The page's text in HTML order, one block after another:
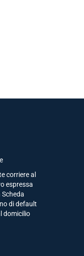
corriere al
espressa
di default
domicilio